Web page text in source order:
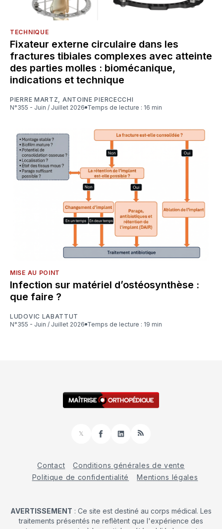
TECHNIQUE
Fixateur externe circulaire dans les
fractures tibiales complexes avec atteinte
des parties molles : biomécanique,
indications et technique
PIERRE MARTZ
ANTOINE PIERCECCHI
N°355 - Juin / Juillet 2026
Temps de lecture : 16 min
MISE AU POINT
Infection sur matériel d’ostéosynthèse :
que faire ?
LUDOVIC LABATTUT
N°355 - Juin / Juillet 2026
Temps de lecture : 19 min
𝕏
FacebookLinkedInRSS
Contact
Conditions générales de vente
Politique de confidentialité
Mentions légales
AVERTISSEMENT : Ce site est destiné au corps médical. Les
traitements présentés ne reflètent que l'expérience des